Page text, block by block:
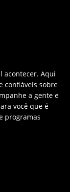
acontecer. Aqui
confiáveis sobre
a gente e
você que é
programas